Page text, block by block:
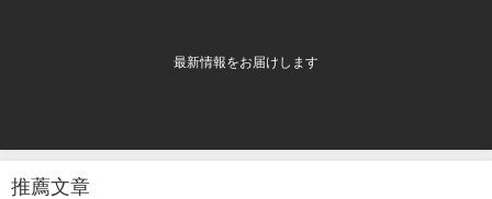
最新情報をお届けします
推薦文章